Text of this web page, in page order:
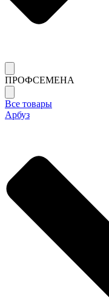
ПРОФСЕМЕНА
Все товары
Арбуз